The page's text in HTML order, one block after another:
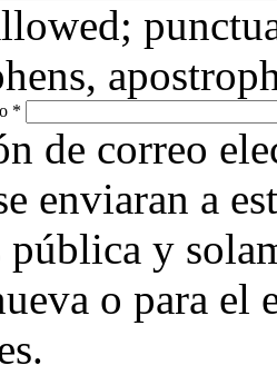
*
de correo
enviaran a
pública y
o para